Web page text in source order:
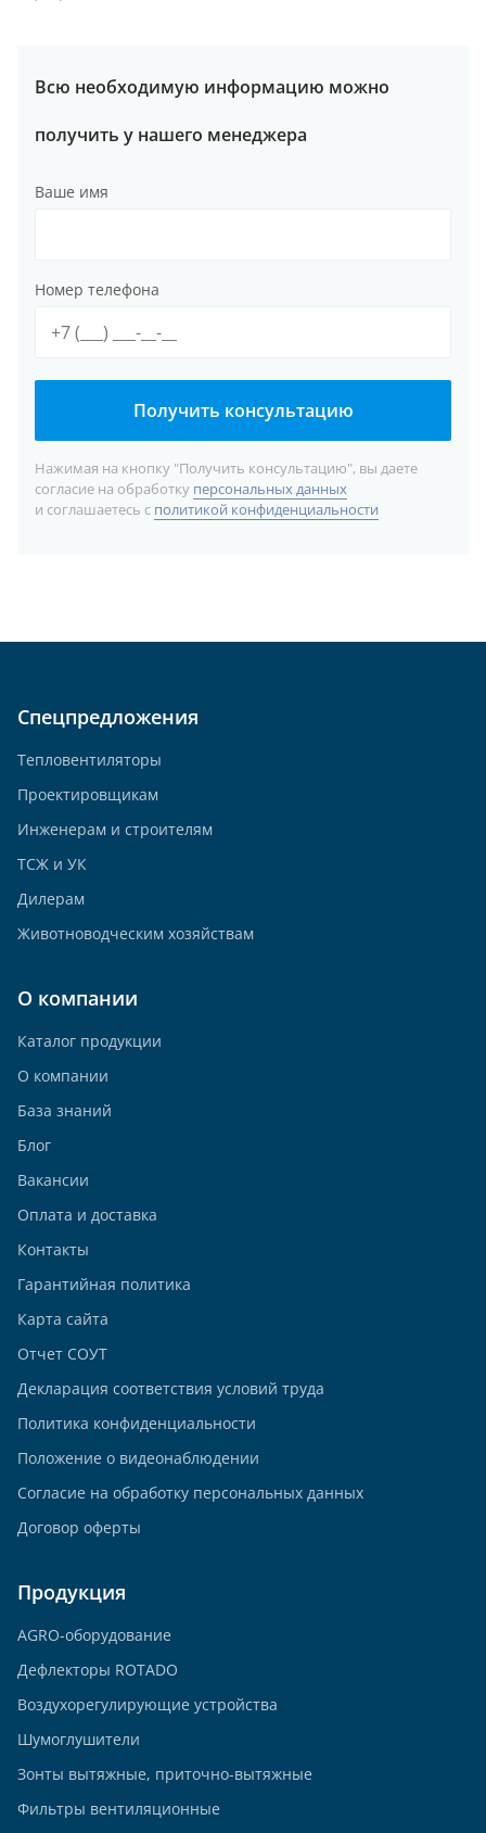
Всю необходимую информацию можно
получить у нашего менеджера
Ваше имя
Номер телефона
Получить консультацию
Нажимая на кнопку "Получить консультацию", вы даете
согласие на обработку персональных данных
и соглашаетесь с политикой конфиденциальности
Продукция
AGRO-оборудование
Дефлекторы ROTADO
Воздухорегулирующие устройства
Шумоглушители
Зонты вытяжные, приточно-вытяжные
Фильтры вентиляционные
Спецпредложения
Тепловентиляторы
Проектировщикам
Инженерам и строителям
ТСЖ и УК
Дилерам
Животноводческим хозяйствам
О компании
Каталог продукции
О компании
База знаний
Блог
Вакансии
Оплата и доставка
Контакты
Гарантийная политика
Карта сайта
Отчет СОУТ
Декларация соответствия условий труда
Политика конфиденциальности
Положение о видеонаблюдении
Согласие на обработку персональных данных
Договор оферты